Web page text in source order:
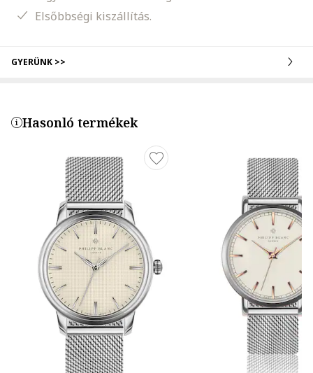
Elsőbbségi kiszállítás.
GYERÜNK >>
Hasonló termékek